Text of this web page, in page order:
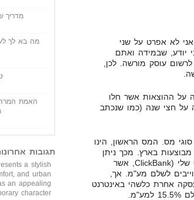
לא אפרט על שני
יודע, שבמידה ואתם
חייבים לרשום עוסק מורשה. לכן,
על ההוצאות אשר חלו
על חצי שנה (כמו שנכתב
מס. המס הראשון, הינו
בארץ. מכך ניתן
להבין, שאם מקור הכסף שלכם, הוא כמו מקור הכסף שלי (ClickBank, אשר
לשלם מע"מ. אך,
אחרת כלשהי באינטרנט
מדריך
מה בא לך
האמת
תגובות
a stylish
and urban
an appealing
character, ...